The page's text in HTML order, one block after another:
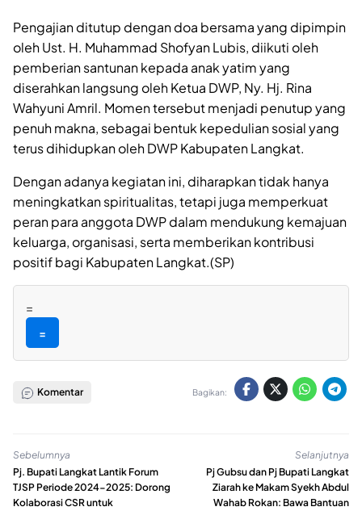
Pengajian ditutup dengan doa bersama yang dipimpin
oleh Ust. H. Muhammad Shofyan Lubis, diikuti oleh
pemberian santunan kepada anak yatim yang
diserahkan langsung oleh Ketua DWP, Ny. Hj. Rina
Wahyuni Amril. Momen tersebut menjadi penutup yang
penuh makna, sebagai bentuk kepedulian sosial yang
terus dihidupkan oleh DWP Kabupaten Langkat.
Dengan adanya kegiatan ini, diharapkan tidak hanya
meningkatkan spiritualitas, tetapi juga memperkuat
peran para anggota DWP dalam mendukung kemajuan
keluarga, organisasi, serta memberikan kontribusi
positif bagi Kabupaten Langkat.(SP)
=
=
Komentar Bagikan:
Sebelumnya
Pj. Bupati Langkat Lantik Forum
TJSP Periode 2024-2025: Dorong
Kolaborasi CSR untuk
Selanjutnya
Pj Gubsu dan Pj Bupati Langkat
Ziarah ke Makam Syekh Abdul
Wahab Rokan: Bawa Bantuan